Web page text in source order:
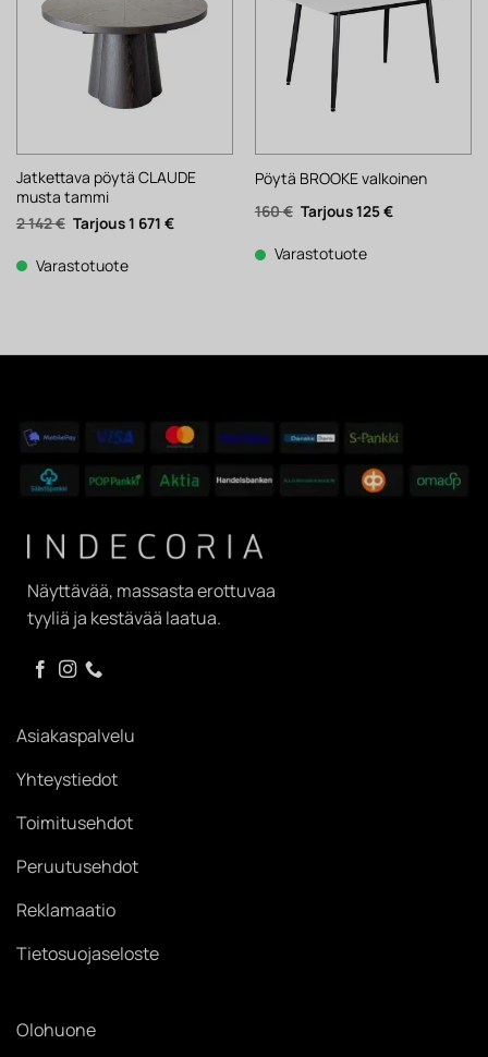
Jatkettava pöytä CLAUDE
musta tammi
2 142€ Alkuperäinen
hinta
2
142 €.
1 671 €Nykyinen
Varastotuote
Pöytä BROOKE valkoinen
160€ Alkuperäinen
hinta
160 €.
125€Nykyinen
Varastotuote
Näyttävää, massasta erottuvaa
tyyliä ja kestävää laatua.
Asiakaspalvelu
Yhteystiedot
Toimitusehdot
Peruutusehdot
Reklamaatio
Tietosuojaseloste
Olohuone